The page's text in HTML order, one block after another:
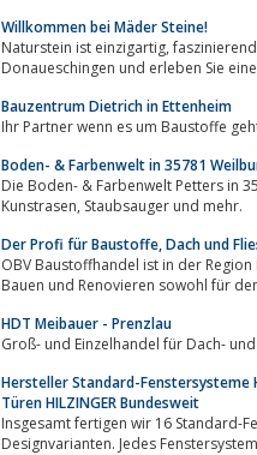
Willkommen bei Mäder Steine!
Naturstein ist einzigartig, faszinierend, zeitlos schön, langlebig und immer modern...Besuchen Sie unsere Ausstellung in
Donaueschingen und erleben Sie
Bauzentrum Dietrich in Ettenheim
Boden- & Farbenwelt in 35781
Die Boden- & Farbenwelt Petters in 35781
Kunstrasen, Staubsauger und mehr.
Der Profi für Baustoffe, Dach und
OBV Baustoffhandel ist in der
Bauen und Renovieren sowohl für
HDT Meibauer - Prenzlau
Groß- und Einzelhandel für Dach-
Hersteller Standard-Fenstersysteme
Türen HILZINGER Bundesweit
Insgesamt fertigen wir 16 Standard-Fenstersysteme, Haustüren in über 150
Designvarianten. Jedes Fenstersystem und Haustürensystem erhalten Sie in unterschiedlichen Ausprägungen und